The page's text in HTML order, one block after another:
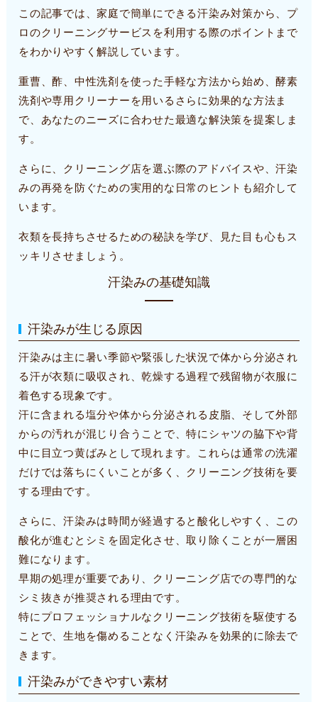
この記事では、家庭で簡単にできる汗染み対策から、プ
ロのクリーニングサービスを利用する際のポイントまで
をわかりやすく解説しています。
重曹、酢、中性洗剤を使った手軽な方法から始め、酵素
洗剤や専用クリーナーを用いるさらに効果的な方法ま
で、あなたのニーズに合わせた最適な解決策を提案しま
す。
さらに、クリーニング店を選ぶ際のアドバイスや、汗染
みの再発を防ぐための実用的な日常のヒントも紹介して
います。
衣類を長持ちさせるための秘訣を学び、見た目も心もス
ッキリさせましょう。
汗染みの基礎知識
汗染みが生じる原因
汗染みは主に暑い季節や緊張した状況で体から分泌され
る汗が衣類に吸収され、乾燥する過程で残留物が衣服に
着色する現象です。
汗に含まれる塩分や体から分泌される皮脂、そして外部
からの汚れが混じり合うことで、特にシャツの脇下や背
中に目立つ黄ばみとして現れます。これらは通常の洗濯
だけでは落ちにくいことが多く、クリーニング技術を要
する理由です。
さらに、汗染みは時間が経過すると酸化しやすく、この
酸化が進むとシミを固定化させ、取り除くことが一層困
難になります。
早期の処理が重要であり、クリーニング店での専門的な
シミ抜きが推奨される理由です。
特にプロフェッショナルなクリーニング技術を駆使する
ことで、生地を傷めることなく汗染みを効果的に除去で
きます。
汗染みができやすい素材